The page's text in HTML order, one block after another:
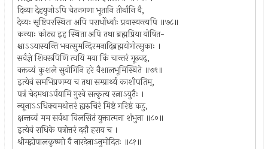
दिव्या देहयुजोऽपि चेतनगणा भूतानि तीर्थानि वै,
देव्यः सृष्टिपरस्थिता अपि परार्धोर्ध्वाः प्रयास्यन्त्यपि ॥७८॥
कन्याः कोट्य इह स्थिता अपि तथा ब्रह्मप्रिया योषित-
श्चाऽऽयास्यन्ति भवत्सुमन्दिरमनादिब्रह्मयोगोत्सुकाः ।
सर्वज्ञे शिवरूपिणि त्वयि मया किं चान्तरं गूढवद्,
वक्तव्यं कुशले सुयोगिनि हरे वैशालभूमिस्थिते ॥७९॥
इत्येवं समभिप्रणम्य च तथा सम्प्रार्थ्य काशीपतिम्,
पत्रं चेदमथाऽर्पयामि गुरवे सत्कृत्य रत्नाऽयुतैः ।
न्यूनाऽऽधिक्यमथोत्तरं ह्यरुचिरं मिष्टं गरिष्टं कटु,
क्षन्तव्यं मम सर्वथा विलसितं युक्तात्मना शंभुना ॥८०॥
इत्येवं राधिके पत्रोत्तरं ददौ हराय च ।
श्रीमद्गोपालकृष्णो वै नारदेनाऽनुमोदितः ॥८१॥